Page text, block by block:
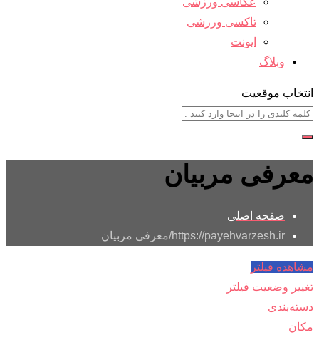
تاکسی ورزشی
ایونت
وبلاگ
انتخاب موقعیت
معرفی مربیان
صفحه اصلی
https://payehvarzesh.ir/ معرفی مربیان
مشاهده فیلتر
تغییر وضعیت فیلتر
دسته‌بندی
مکان